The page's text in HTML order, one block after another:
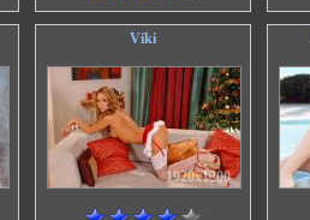
Viki
1920x1200